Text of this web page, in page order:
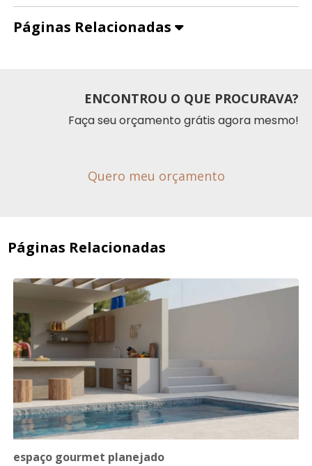
Páginas Relacionadas
ENCONTROU O QUE PROCURAVA?
Faça seu orçamento grátis agora mesmo!
Quero meu orçamento
Páginas Relacionadas
espaço gourmet planejado